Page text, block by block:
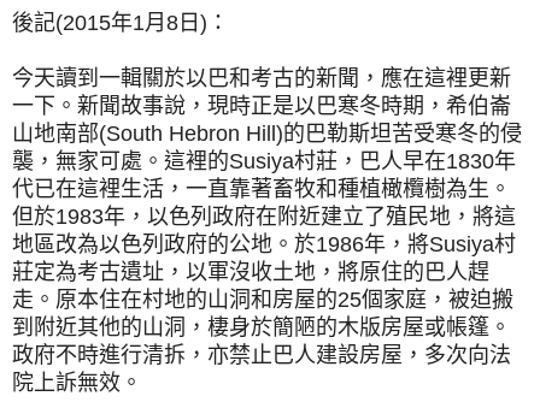
後記(2015年1月8日)：
今天讀到一輯關於以巴和考古的新聞，應在這裡更新
一下。新聞故事說 ，現時正是以巴寒冬時期，希伯崙
山地南部(South Hebron Hill)的巴勒斯坦苦受寒冬的侵
襲，無家可處。這裡的Susiya村莊，巴人早在1830年
代已在這裡生活， 一直靠著畜牧和種植橄欖樹為生。
但於1983年，以色列政府在附近建立了殖民地，將這
地區改為以色列政府的公地。於1986年，將Susiya村
莊定為考古遺址，以軍沒收土地，將原住的巴人趕
走。原本住在村地的山洞和房屋的25個家庭，被迫搬
到附近其他的山洞，棲身於簡陋的木版房屋或帳篷。
政府不時進行清拆，亦禁止巴人建設房屋， 多次向法
院上訴無效。